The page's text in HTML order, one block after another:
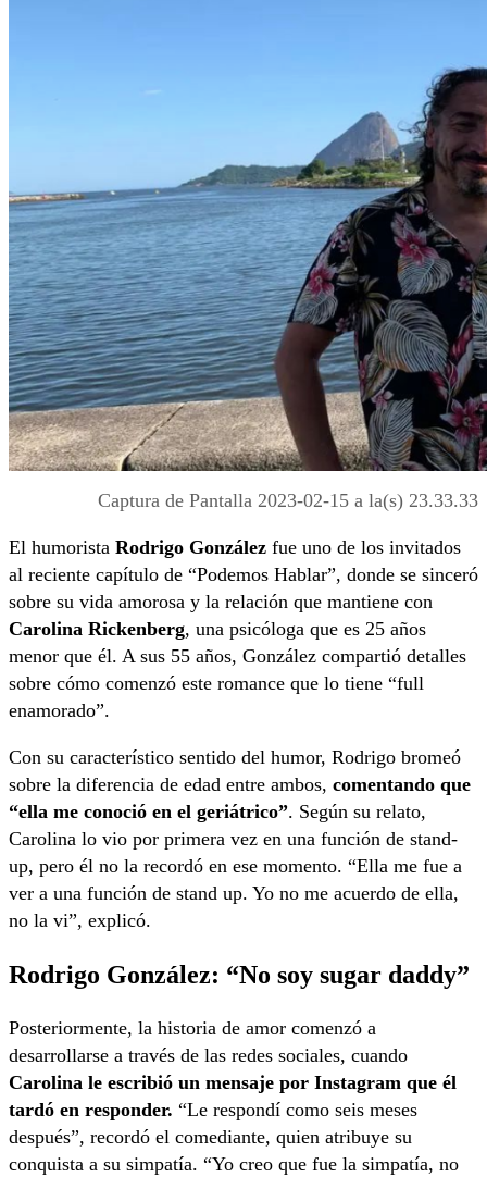
Captura de Pantalla 2023-02-15 a la(s) 23.33.33
El humorista Rodrigo González fue uno de los invitados
al reciente capítulo de “Podemos Hablar”, donde se sinceró
sobre su vida amorosa y la relación que mantiene con
Carolina Rickenberg, una psicóloga que es 25 años
menor que él. A sus 55 años, González compartió detalles
sobre cómo comenzó este romance que lo tiene “full
enamorado”.
Con su característico sentido del humor, Rodrigo bromeó
sobre la diferencia de edad entre ambos, comentando que
“ella me conoció en el geriátrico”. Según su relato,
Carolina lo vio por primera vez en una función de stand-
up, pero él no la recordó en ese momento. “Ella me fue a
ver a una función de stand up. Yo no me acuerdo de ella,
no la vi”, explicó.
Rodrigo González: “No soy sugar daddy”
Posteriormente, la historia de amor comenzó a
desarrollarse a través de las redes sociales, cuando
Carolina le escribió un mensaje por Instagram que él
tardó en responder. “Le respondí como seis meses
después”, recordó el comediante, quien atribuye su
conquista a su simpatía. “Yo creo que fue la simpatía, no